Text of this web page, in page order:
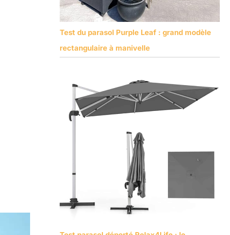
Test du parasol Purple Leaf : grand modèle
rectangulaire à manivelle